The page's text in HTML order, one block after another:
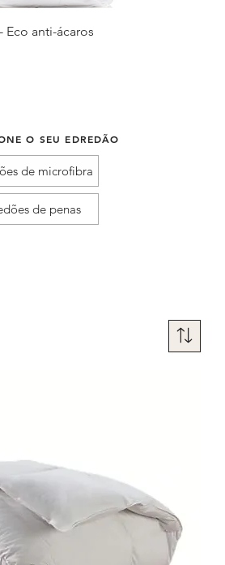
O SEU EDREDÃO
de microfibra
de penas
anti-ácaros